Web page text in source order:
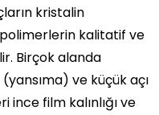
kristalin
kalitatif ve
Birçok alanda
ve küçük açı
ince film kalınlığı ve